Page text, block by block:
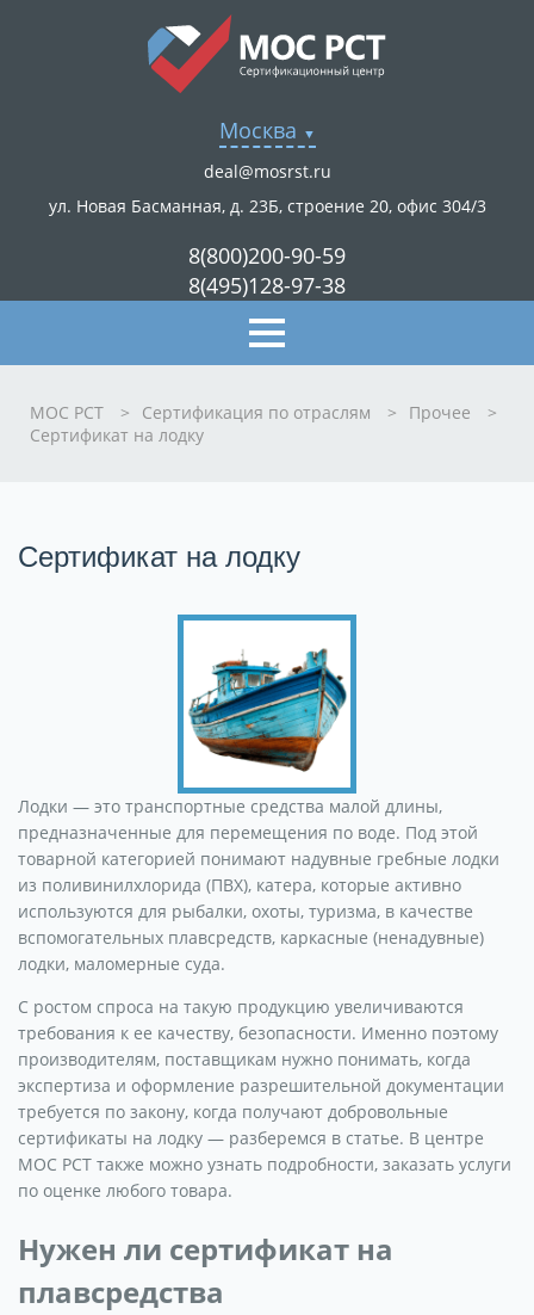
Москва
deal@mosrst.ru
ул. Новая Басманная, д. 23Б, строение 20, офис 304/3
8(800)200-90-59
8(495)128-97-38
МОС РСТ > Сертификация по отраслям > Прочее
>
Сертификат на лодку
Сертификат на лодку
Лодки — это транспортные средства малой длины,
предназначенные для перемещения по воде. Под этой
товарной категорией понимают надувные гребные лодки
из поливинилхлорида (ПВХ), катера, которые активно
используются для рыбалки, охоты, туризма, в качестве
вспомогательных плавсредств, каркасные (ненадувные)
лодки, маломерные суда.
С ростом спроса на такую продукцию увеличиваются
требования к ее качеству, безопасности. Именно поэтому
производителям, поставщикам нужно понимать, когда
экспертиза и оформление разрешительной документации
требуется по закону, когда получают добровольные
сертификаты на лодку — разберемся в статье. В центре
МОС РСТ также можно узнать подробности, заказать услуги
по оценке любого товара.
Нужен ли сертификат на
плавсредства